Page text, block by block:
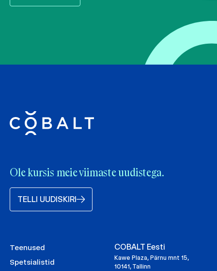
Ole kursis meie viimaste uudistega.
TELLI UUDISKIRI
Teenused
Spetsialistid
COBALT Eesti
Kawe Plaza, Pärnu mnt 15,
10141, Tallinn